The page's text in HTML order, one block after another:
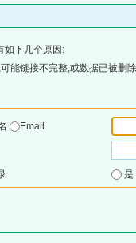
如下几个原因:
能链接不完整,或数据已被删
Email